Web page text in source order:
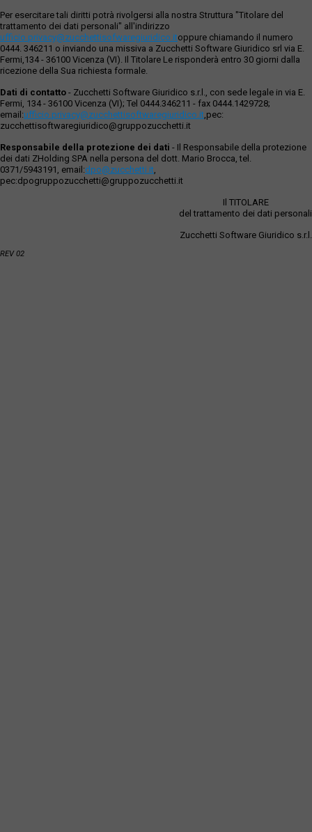
Per esercitare tali diritti potrà rivolgersi alla nostra Struttura "Titolare del
trattamento dei dati personali" all'indirizzo
ufficio.privacy@zucchettisofwaregiuridico.itoppure chiamando il numero
0444. 346211 o inviando una missiva a Zucchetti Software Giuridico srl via E.
Fermi,134 - 36100 Vicenza (VI). Il Titolare Le risponderà entro 30 giorni dalla
ricezione della Sua richiesta formale.
Dati di contatto - Zucchetti Software Giuridico s.r.l., con sede legale in via E.
Fermi, 134 - 36100 Vicenza (VI); Tel 0444.346211 - fax 0444.1429728;
email:ufficio.privacy@zucchettisoftwaregiuridico.it,pec:
zucchettisoftwaregiuridico@gruppozucchetti.it
Responsabile della protezione dei dati - Il Responsabile della protezione
dei dati ZHolding SPA nella persona del dott. Mario Brocca, tel.
0371/5943191, email:dpo@zucchetti.it,
pec:dpogruppozucchetti@gruppozucchetti.it
Il TITOLARE
del trattamento dei dati personali
Zucchetti Software Giuridico s.r.l.
REV 02